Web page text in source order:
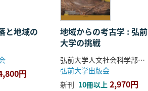
と地域の
円
地域からの考古学 : 弘前
大学の挑戦
弘前大学人文社会科学部北日本考古学研究センター 編
弘前大学出版会
新刊 10冊以上 2,970円